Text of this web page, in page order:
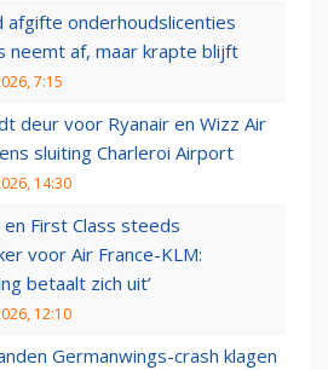
afgifte onderhoudslicenties
neemt af, maar krapte blijft
7:15
deur voor Ryanair en Wizz Air
sluiting Charleroi Airport
14:30
en First Class steeds
voor Air France-KLM:
betaalt zich uit’
12:10
Germanwings-crash klagen